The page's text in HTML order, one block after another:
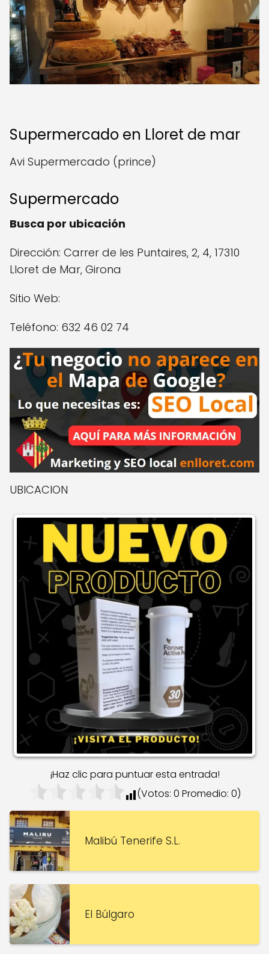
Supermercado en Lloret de mar
Avi Supermercado (prince)
Supermercado
Busca por ubicación
Dirección: Carrer de les Puntaires, 2, 4, 17310
Lloret de Mar, Girona
Sitio Web:
Teléfono: 632 46 02 74
UBICACION
¡Haz clic para puntuar esta entrada!
(Votos: 0 Promedio: 0)
Malibú Tenerife S.L.
El Búlgaro